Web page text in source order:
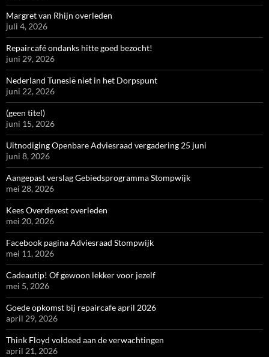
Margret van Rhijn overleden
juli 4, 2026
Repaircafé ondanks hitte goed bezocht!
juni 29, 2026
Nederland Tunesië niet in het Dorpspunt
juni 22, 2026
(geen titel)
juni 15, 2026
Uitnodiging Openbare Adviesraad vergadering 25 juni
juni 8, 2026
Aangepast verslag Gebiedsprogramma Stompwijk
mei 28, 2026
Kees Overdevest overleden
mei 20, 2026
Facebook pagina Adviesraad Stompwijk
mei 11, 2026
Cadeautip! Of gewoon lekker voor jezelf
mei 5, 2026
Goede opkomst bij repaircafe april 2026
april 29, 2026
Think Floyd voldeed aan de verwachtingen
april 21, 2026